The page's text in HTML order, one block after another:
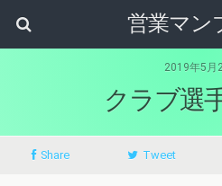
営業マン
2019年5月
クラブ選
Share Tweet